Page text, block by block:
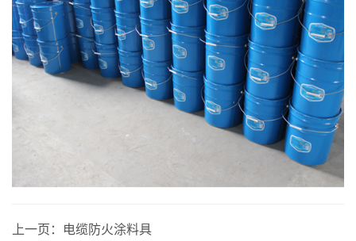
上一页：
电缆防火涂料具